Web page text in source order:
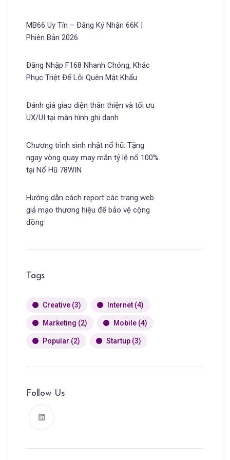
MB66 Uy Tín – Đăng Ký Nhận 66K |
Phiên Bản 2026
Đăng Nhập F168 Nhanh Chóng, Khắc
Phục Triệt Để Lỗi Quên Mật Khẩu
Đánh giá giao diện thân thiện và tối ưu
UX/UI tại màn hình ghi danh
Chương trình sinh nhật nổ hũ: Tặng
ngay vòng quay may mắn tỷ lệ nổ 100%
tại Nổ Hũ 78WIN
Hướng dẫn cách report các trang web
giả mạo thương hiệu để bảo vệ cộng
đồng
Tags
Creative (3) Internet (4)
Marketing (2) Mobile (4)
Popular (2) Startup (3)
Follow Us